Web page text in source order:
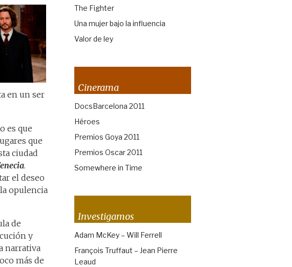
en un ser
es que
que
ciudad
.
el deseo
opulencia
de
y
narrativa
más de
The Fighter
Una mujer bajo la influencia
Valor de ley
Cinerama
DocsBarcelona 2011
Héroes
Premios Goya 2011
Premios Oscar 2011
Somewhere in Time
Investigamos
Adam McKey – Will Ferrell
François Truffaut – Jean Pierre
Leaud